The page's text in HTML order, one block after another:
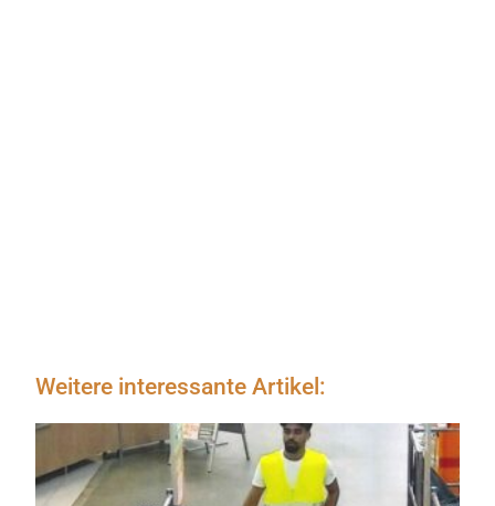
Weitere interessante Artikel: